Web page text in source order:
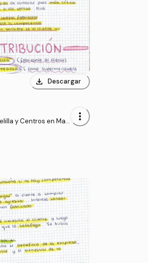
download Descargar
y Centros en Mar
more_vert